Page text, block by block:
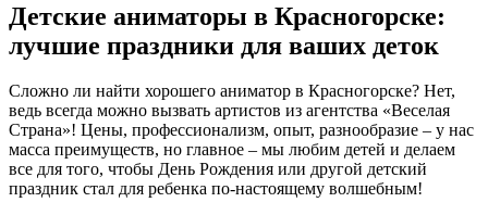
Детские аниматоры в Красногорске:
лучшие праздники для ваших деток
Сложно ли найти хорошего аниматор в Красногорске? Нет,
ведь всегда можно вызвать артистов из агентства «Веселая
Страна»! Цены, профессионализм, опыт, разнообразие – у нас
масса преимуществ, но главное – мы любим детей и делаем
все для того, чтобы День Рождения или другой детский
праздник стал для ребенка по-настоящему волшебным!